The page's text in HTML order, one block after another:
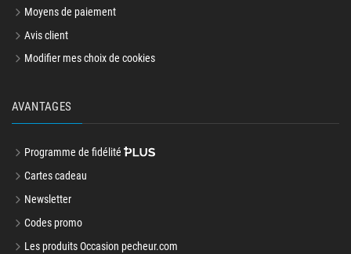
Moyens de paiement
Avis client
Modifier mes choix de cookies
AVANTAGES
Programme de fidélité
Cartes cadeau
Newsletter
Codes promo
Les produits Occasion pecheur.com